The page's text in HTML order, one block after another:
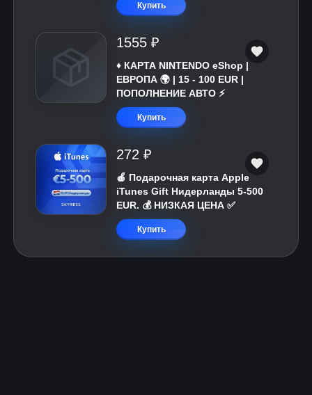
Купить
1555 ₽
♦️ КАРТА NINTENDO eShop |
ЕВРОПА 🌍 | 15 - 100 EUR |
ПОПОЛНЕНИЕ АВТО ⚡
Купить
272 ₽
🍎 Подарочная карта Apple
iTunes Gift Нидерланды 5-500
EUR. 💰 НИЗКАЯ ЦЕНА ✅
Купить